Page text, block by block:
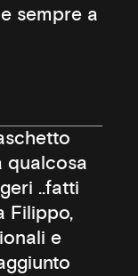
sempre a
qualcosa
..fatti
Filippo,
e